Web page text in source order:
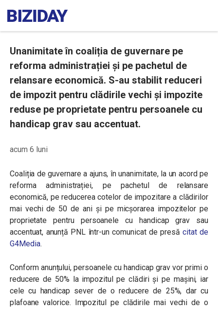
Unanimitate în coaliția de guvernare pe
reforma administrației și pe pachetul de
relansare economică. S-au stabilit reduceri
de impozit pentru clădirile vechi și impozite
reduse pe proprietate pentru persoanele cu
handicap grav sau accentuat.
acum 6 luni
Coaliția de guvernare a ajuns, în unanimitate, la un acord pe
reforma administrației, pe pachetul de relansare
economică, pe reducerea cotelor de impozitare a clădirilor
mai vechi de 50 de ani și pe micșorarea impozitelor pe
proprietate pentru persoanele cu handicap grav sau
accentuat, anunță PNL într-un comunicat de presăcitat de
G4Media.
Conform anunțului, persoanele cu handicap grav vor primi o
reducere de 50% la impozitul pe clădiri și pe mașini, iar
cele cu handicap sever de o reducere de 25%, dar cu
plafoane valorice. Impozitul pe clădirile mai vechi de o